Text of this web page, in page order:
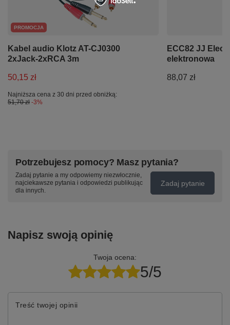
PROMOCJA
Kabel audio Klotz AT-CJ0300
2xJack-2xRCA 3m
50,15 zł
Najniższa cena z 30 dni przed obniżką:
51,70 zł -3%
ECC82 JJ
elektronowa
88,07 zł
Potrzebujesz pomocy? Masz pytania?
Zadaj pytanie a my odpowiemy niezwłocznie,
najciekawsze pytania i odpowiedzi publikując
dla innych.
Zadaj pytanie
Napisz swoją opinię
Twoja ocena:
5/5
Treść twojej opinii